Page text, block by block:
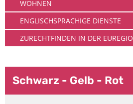
WOHNEN
ENGLISCHSPRACHIGE DIENSTE
ZURECHTFINDEN IN DER EUREGIO
Schwarz - Gelb - Rot